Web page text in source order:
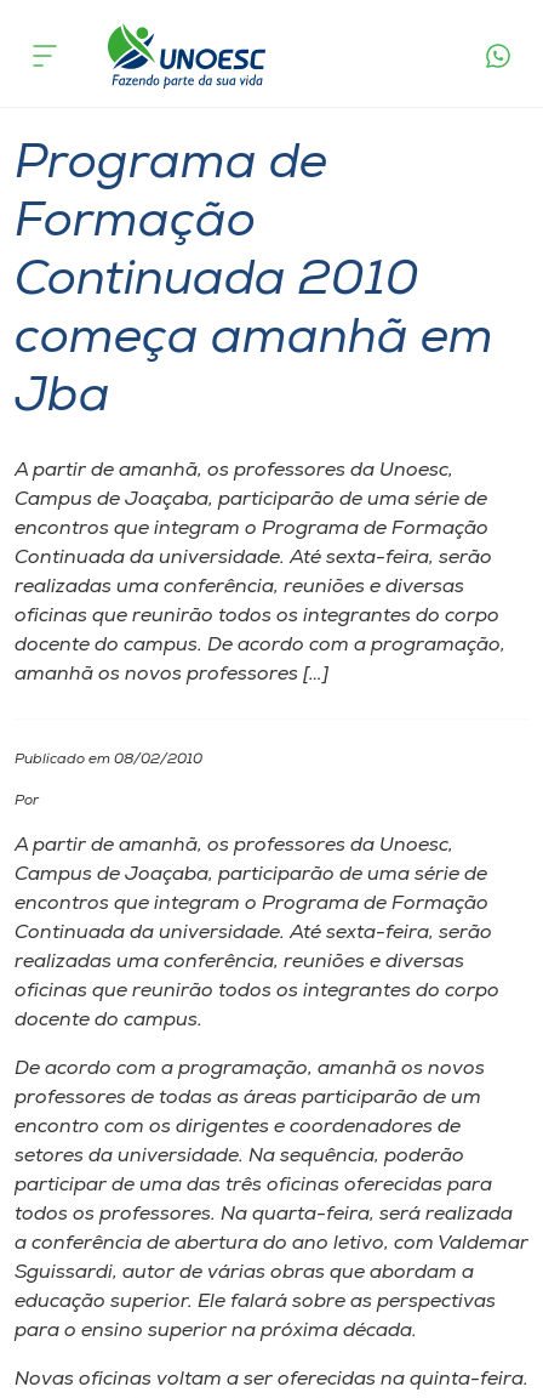
Cursos
Pesquisa
Atendimento ao Estudante
Portal de Ensino
Internacionalização
I.nova
Diplomados
Biblioteca
Editora
Rádio
Museu
Unoesc
Store
o idioma
acontece
Programa de
Formação
Continuada 2010
começa amanhã em
Jba
A partir de amanhã, os professores da Unoesc,
Campus de Joaçaba, participarão de uma série de
encontros que integram o Programa de Formação
Continuada da universidade. Até sexta-feira, serão
realizadas uma conferência, reuniões e diversas
oficinas que reunirão todos os integrantes do corpo
docente do campus. De acordo com a programação,
amanhã os novos professores […]
Publicado em 08/02/2010
Por
A partir de amanhã, os professores da Unoesc,
Campus de Joaçaba, participarão de uma série de
encontros que integram o Programa de Formação
Continuada da universidade. Até sexta-feira, serão
realizadas uma conferência, reuniões e diversas
oficinas que reunirão todos os integrantes do corpo
docente do campus.
De acordo com a programação, amanhã os novos
professores de todas as áreas participarão de um
encontro com os dirigentes e coordenadores de
setores da universidade. Na sequência, poderão
participar de uma das três oficinas oferecidas para
todos os professores. Na quarta-feira, será realizada
a conferência de abertura do ano letivo, com Valdemar
Sguissardi, autor de várias obras que abordam a
educação superior. Ele falará sobre as perspectivas
para o ensino superior na próxima década.
Novas oficinas voltam a ser oferecidas na quinta-feira.